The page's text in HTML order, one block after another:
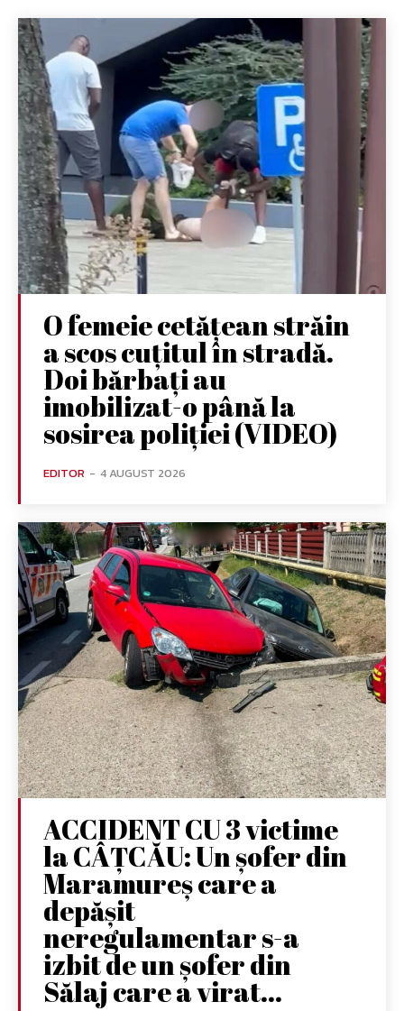
O femeie cetățean străin
a scos cuțitul în stradă.
Doi bărbați au
imobilizat-o până la
sosirea poliției (VIDEO)
EDITOR - 4 AUGUST 2026
ACCIDENT CU 3 victime
la CÂȚCĂU: Un șofer din
Maramureș care a
depășit
neregulamentar s-a
izbit de un șofer din
Sălaj care a virat...